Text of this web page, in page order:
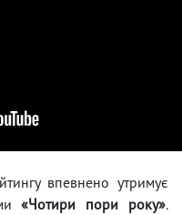
впевнено утримує
«Чотири пори року».